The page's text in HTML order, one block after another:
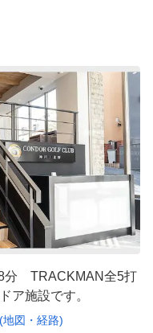
分 TRACKMAN全5打
ア施設です。
(地図・経路)